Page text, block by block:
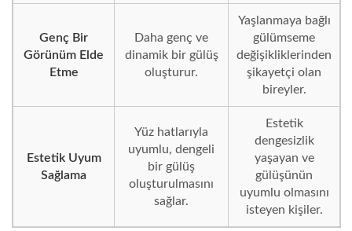
Genç Bir
Görünüm Elde
Etme
Daha genç ve
dinamik bir gülüş
oluşturur.
Yaşlanmaya bağlı
gülümseme
değişikliklerinden
şikayetçi olan
bireyler.
Estetik Uyum
Sağlama
Yüz hatlarıyla
uyumlu, dengeli
bir gülüş
oluşturulmasını
sağlar.
Estetik
dengesizlik
yaşayan ve
gülüşünün
uyumlu olmasını
isteyen kişiler.